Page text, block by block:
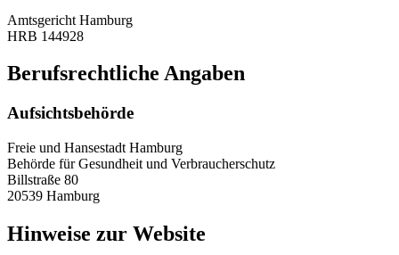
Amtsgericht Hamburg
HRB 144928
Berufsrechtliche Angaben
Aufsichtsbehörde
Freie und Hansestadt Hamburg
Behörde für Gesundheit und Verbraucherschutz
Billstraße 80
20539 Hamburg
Hinweise zur Website